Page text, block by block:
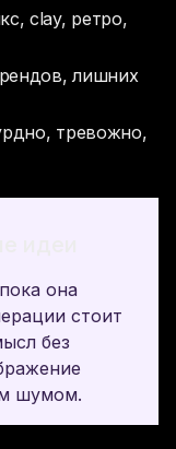
clay, ретро,
лишних
тревожно,
она
стоит
без
шумом.